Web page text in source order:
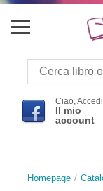
Ciao, Accedi
Il mio
account
Homepage